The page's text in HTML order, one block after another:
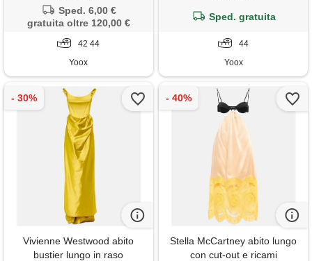
Sped. 6,00 €
gratuita oltre 120,00 €
42 44
Yoox
Sped. gratuita
44
Yoox
Vivienne Westwood abito
bustier lungo in raso
Stella McCartney abito lungo
con cut-out e ricami